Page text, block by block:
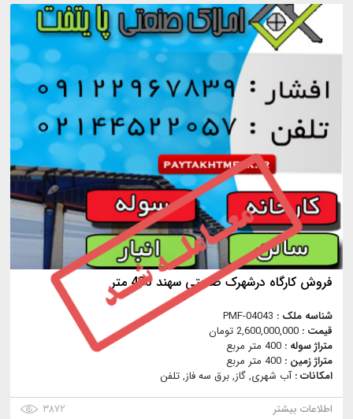
فروش کارگاه درشهرک صنعتی سهند 400 متر
شناسه ملک : PMF-04043
قیمت : 2,600,000,000 تومان
متراژ سوله : 400 متر مربع
متراژ زمین : 400 متر مربع
امکانات :آب شهری, گاز, برق سه فاز, تلفن
اطلاعات بیشتر
۳۸۷۲